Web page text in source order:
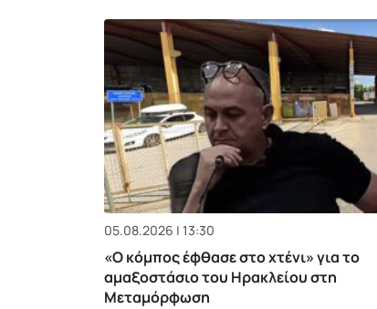
05.08.2026 | 13:30
«Ο κόμπος έφθασε στο χτένι» για το
αμαξοστάσιο του Ηρακλείου στη
Μεταμόρφωση